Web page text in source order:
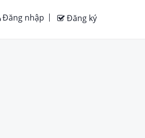
Đăng ký
Đăng nhập